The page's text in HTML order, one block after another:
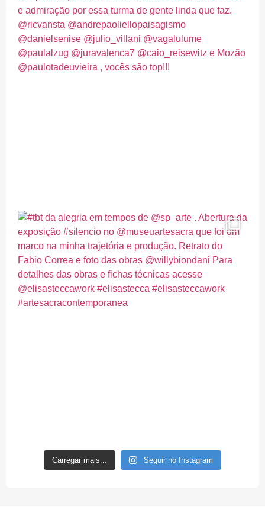
Carregar mais... Seguir no Instagram